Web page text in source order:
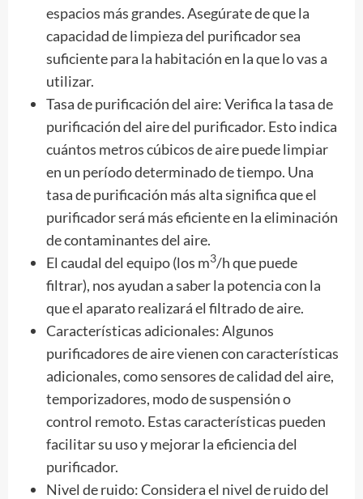
espacios más grandes. Asegúrate de que la
capacidad de limpieza del purificador sea
suficiente para la habitación en la que lo vas a
utilizar.
Tasa de purificación del aire: Verifica la tasa de
purificación del aire del purificador. Esto indica
cuántos metros cúbicos de aire puede limpiar
en un período determinado de tiempo. Una
tasa de purificación más alta significa que el
purificador será más eficiente en la eliminación
de contaminantes del aire.
El caudal del equipo (los m3/h que puede
filtrar), nos ayudan a saber la potencia con la
que el aparato realizará el filtrado de aire.
Características adicionales: Algunos
purificadores de aire vienen con características
adicionales, como sensores de calidad del aire,
temporizadores, modo de suspensión o
control remoto. Estas características pueden
facilitar su uso y mejorar la eficiencia del
purificador.
Nivel de ruido: Considera el nivel de ruido del